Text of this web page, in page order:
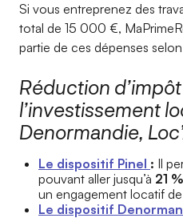
Si vous entreprenez des
total de 15 000 €,
partie de ces dépenses
Réduction
l’investissement
Denormandie,
Le dispositif Pinel : Il
pouvant aller jusqu’à 21
un engagement locatif de
Le dispositif